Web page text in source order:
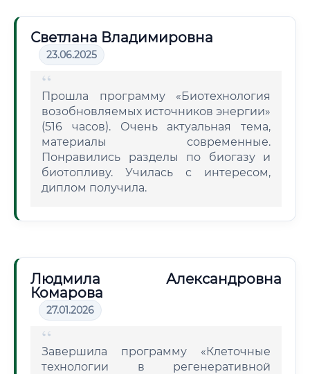
Светлана Владимировна
23.06.2025
Прошла программу «Биотехнология
возобновляемых источников энергии»
(516 часов). Очень актуальная тема,
материалы современные.
Понравились разделы по биогазу и
биотопливу. Училась с интересом,
диплом получила.
Людмила Александровна
Комарова
27.01.2026
Завершила программу «Клеточные
технологии в регенеративной